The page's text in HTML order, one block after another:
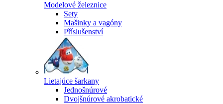
Modelové železnice
Sety
Mašinky a vagóny
Příslušenství
Lietajúce šarkany
Jednošnúrové
Dvojšnúrové akrobatické